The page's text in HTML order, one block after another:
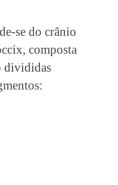
se do crânio
composta
divididas